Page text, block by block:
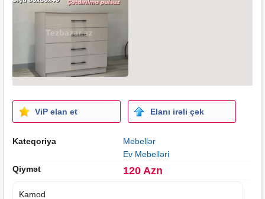
ViP elan et Elanı irəli çək
Kateqoriya
Mebellər
Ev Mebelləri
Qiymət
120 Azn
Kamod